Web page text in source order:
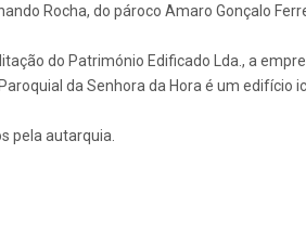
Rocha, do pároco Amaro Gonçalo
do Património Edificado Lda., a
da Senhora da Hora é um edifício
pela autarquia.